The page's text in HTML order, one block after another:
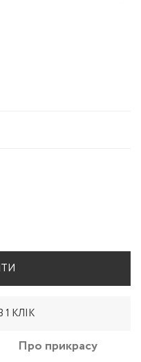
КЛІК
Про прикрасу